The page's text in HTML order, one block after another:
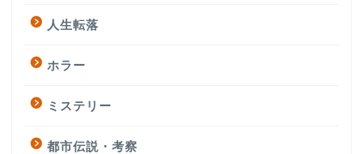
人生転落
ホラー
ミステリー
都市伝説・考察